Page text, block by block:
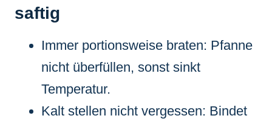
saftig
Immer portionsweise braten: Pfanne
nicht überfüllen, sonst sinkt
Temperatur.
Kalt stellen nicht vergessen: Bindet